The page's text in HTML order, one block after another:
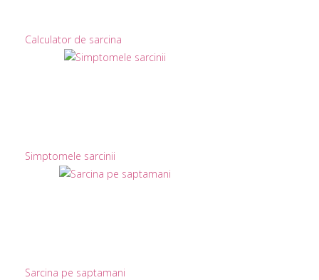
Calculator de sarcina
Simptomele sarcinii
Sarcina pe saptamani